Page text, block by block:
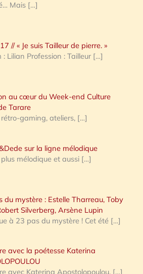
Mais […]
// « Je suis Tailleur de pierre. »
: Lilian Profession : Tailleur […]
au cœur du Week-end Culture
Tarare
rétro-gaming, ateliers, […]
sur la ligne mélodique
mélodique et aussi […]
du mystère : Estelle Tharreau, Toby
Silverberg, Arsène Lupin
à 23 pas du mystère ! Cet été […]
avec la poétesse Katerina
avec Katerina Apostolopoulou, […]